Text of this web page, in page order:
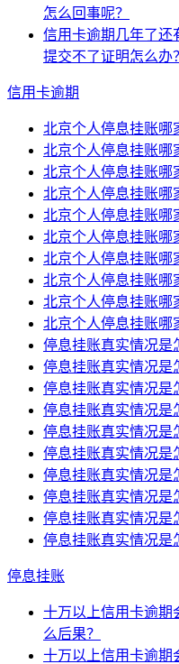
怎么回事呢？
信用卡逾期几年了还
提交不了证明怎么办？
信用卡逾期
北京个人停息挂账哪
北京个人停息挂账哪
北京个人停息挂账哪
北京个人停息挂账哪
北京个人停息挂账哪
北京个人停息挂账哪
北京个人停息挂账哪
北京个人停息挂账哪
北京个人停息挂账哪
北京个人停息挂账哪
停息挂账真实情况是
停息挂账真实情况是
停息挂账真实情况是
停息挂账真实情况是
停息挂账真实情况是
停息挂账真实情况是
停息挂账真实情况是
停息挂账真实情况是
停息挂账真实情况是
停息挂账真实情况是
停息挂账
十万以上信用卡逾期
么后果？
十万以上信用卡逾期